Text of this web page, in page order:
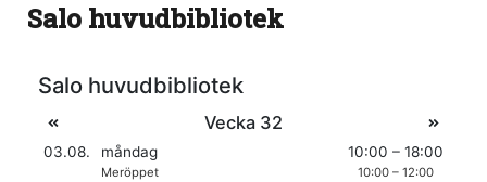
Salo huvudbibliotek